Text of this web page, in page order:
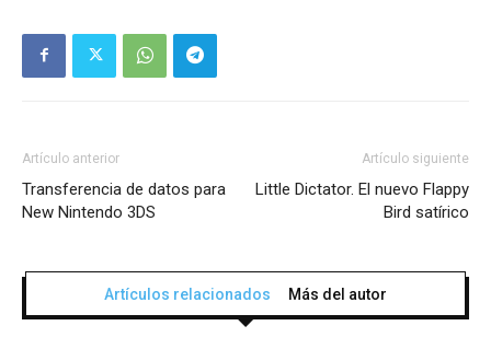
Artículo anterior
Transferencia de datos para
New Nintendo 3DS
Artículo siguiente
Little Dictator. El nuevo Flappy
Bird satírico
Artículos relacionados Más del autor